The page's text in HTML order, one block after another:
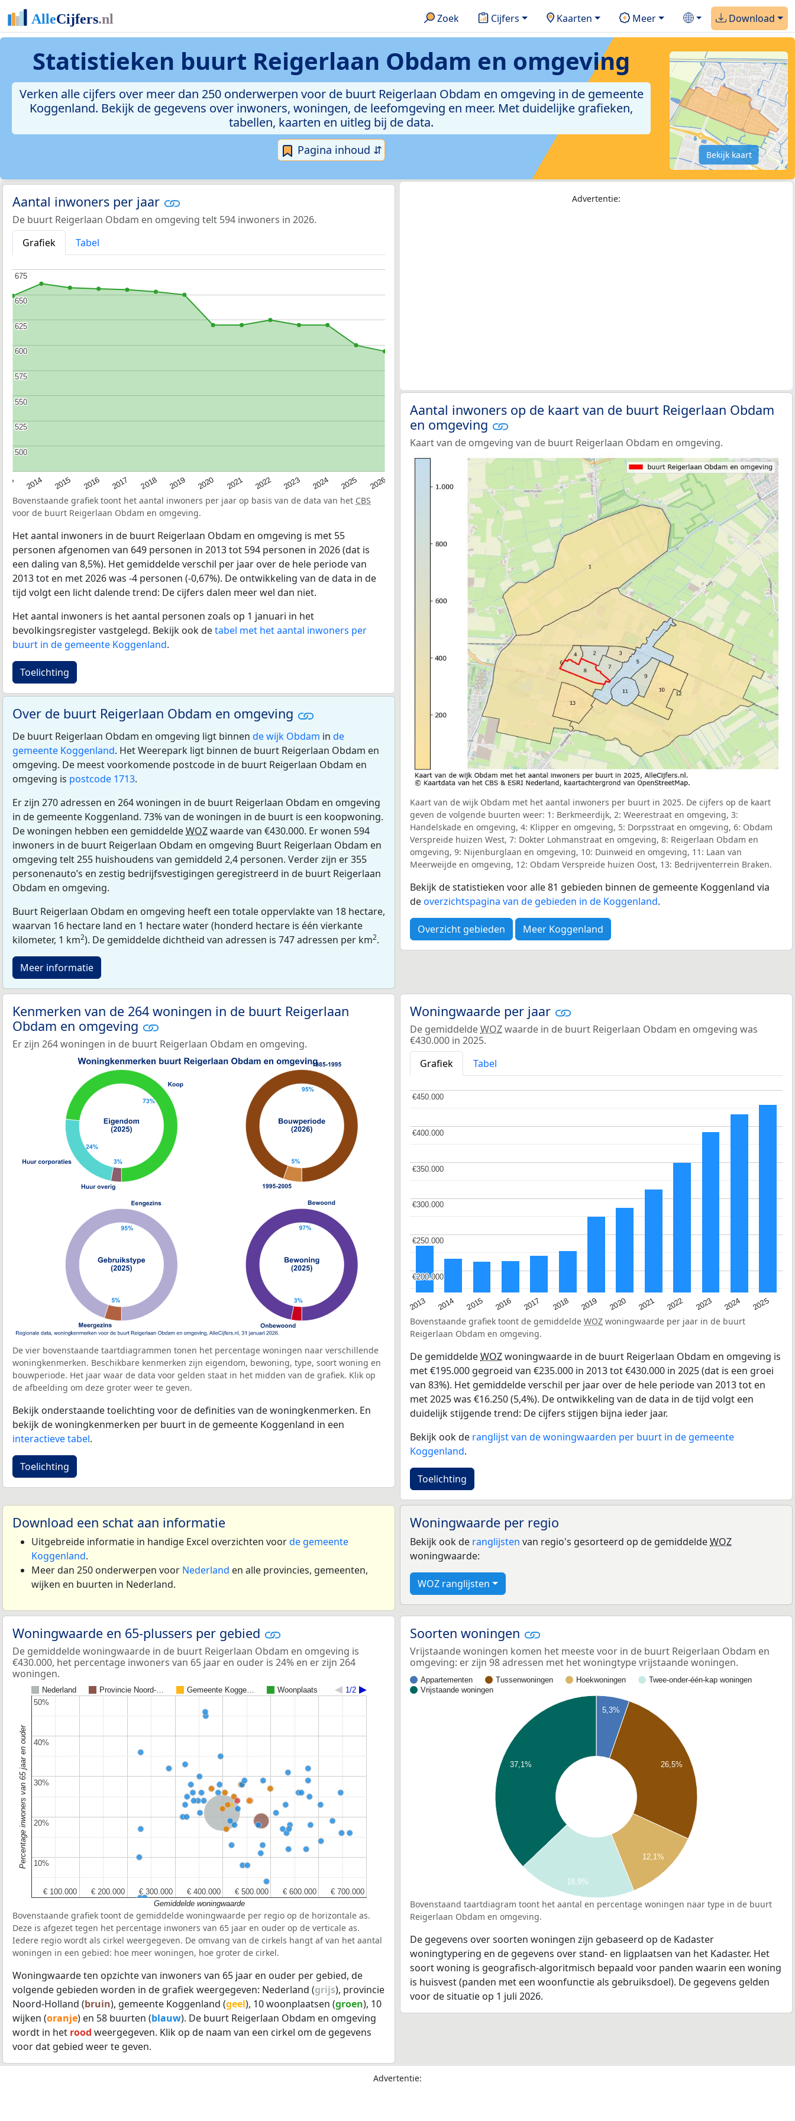
Zoek Cijfers Kaarten Meer Download
Statistieken buurt Reigerlaan Obdam en omgeving
Verken alle cijfers over meer dan 250 onderwerpen voor de buurt Reigerlaan Obdam en omgeving in de gemeente
Koggenland. Bekijk de gegevens over inwoners, woningen, de leefomgeving en meer. Met duidelijke grafieken,
tabellen, kaarten en uitleg bij de data.
Pagina inhoud ⇵ Bekijk kaart
Aantal inwoners per jaar
De buurt Reigerlaan Obdam en omgeving telt 594 inwoners in 2026.
Grafiek
Tabel
2014 2015 2016 2017 2018 2019 2020 2021 2022 2023 2024 2025 2026
500
500
525
525
550
550
575
575
600
600
625
625
650
650
675
675
Bovenstaande grafiek toont het aantal inwoners per jaar op basis van de data van het CBS
voor de buurt Reigerlaan Obdam en omgeving.
Het aantal inwoners in de buurt Reigerlaan Obdam en omgeving is met 55
personen afgenomen van 649 personen in 2013 tot 594 personen in 2026 (dat is
een daling van 8,5%). Het gemiddelde verschil per jaar over de hele periode van
2013 tot en met 2026 was -4 personen (-0,67%). De ontwikkeling van de data in de
tijd volgt een licht dalende trend: De cijfers dalen meer wel dan niet.
Het aantal inwoners is het aantal personen zoals op 1 januari in het
bevolkingsregister vastgelegd. Bekijk ook detabel met het aantal inwoners per
buurt in de gemeente Koggenland.
Toelichting
Over de buurt Reigerlaan Obdam en omgeving
De buurt Reigerlaan Obdam en omgeving ligt binnen de wijk Obdam in de
gemeente Koggenland. Het Weerepark ligt binnen de buurt Reigerlaan Obdam en
omgeving. De meest voorkomende postcode in de buurt Reigerlaan Obdam en
omgeving is postcode 1713.
Er zijn 270 adressen en 264 woningen in de buurt Reigerlaan Obdam en omgeving
in de gemeente Koggenland. 73% van de woningen in de buurt is een koopwoning.
De woningen hebben een gemiddeldeWOZwaarde van €430.000. Er wonen 594
inwoners in de buurt Reigerlaan Obdam en omgeving Buurt Reigerlaan Obdam en
omgeving telt 255 huishoudens van gemiddeld 2,4 personen. Verder zijn er 355
personenauto’s en zestig bedrijfsvestigingen geregistreerd in de buurt Reigerlaan
Obdam en omgeving.
Buurt Reigerlaan Obdam en omgeving heeft een totale oppervlakte van 18 hectare,
waarvan 16 hectare land en 1 hectare water (honderd hectare is één vierkante
kilometer, 1 km2). De gemiddelde dichtheid van adressen is 747 adressen per km2.
Meer informatie
Advertentie:
Aantal inwoners op de kaart van de buurt Reigerlaan Obdam
en omgeving
Kaart van de omgeving van de buurt Reigerlaan Obdam en omgeving.
Kaart van de wijk Obdam met het aantal inwoners per buurt in 2025. De cijfers op de kaart
geven de volgende buurten weer: 1: Berkmeerdijk, 2: Weerestraat en omgeving, 3:
Handelskade en omgeving, 4: Klipper en omgeving, 5: Dorpsstraat en omgeving, 6: Obdam
Verspreide huizen West, 7: Dokter Lohmanstraat en omgeving, 8: Reigerlaan Obdam en
omgeving, 9: Nijenburglaan en omgeving, 10: Duinweid en omgeving, 11: Laan van
Meerweijde en omgeving, 12: Obdam Verspreide huizen Oost, 13: Bedrijventerrein Braken.
Bekijk de statistieken voor alle 81 gebieden binnen de gemeente Koggenland via
deoverzichtspagina van de gebieden in de Koggenland.
Overzicht gebieden Meer Koggenland
Kenmerken van de 264 woningen in de buurt Reigerlaan
Obdam en omgeving
Er zijn 264 woningen in de buurt Reigerlaan Obdam en omgeving.
De vier bovenstaande taartdiagrammen tonen het percentage woningen naar verschillende
woningkenmerken. Beschikbare kenmerken zijn eigendom, bewoning, type, soort woning en
bouwperiode. Het jaar waar de data voor gelden staat in het midden van de grafiek. Klik op
de afbeelding om deze groter weer te geven.
Bekijk onderstaande toelichting voor de definities van de woningkenmerken. En
bekijk de woningkenmerken per buurt in de gemeente Koggenland in een
interactieve tabel.
Toelichting
Woningwaarde per jaar
De gemiddeldeWOZwaarde in de buurt Reigerlaan Obdam en omgeving was
€430.000 in 2025.
Grafiek
Tabel
2013 2014 2015 2016 2017 2018 2019 2020 2021 2022 2023 2024 2025
€200.000
€200.000
€250.000
€250.000
€300.000
€300.000
€350.000
€350.000
€400.000
€400.000
€450.000
€450.000
Bovenstaande grafiek toont de gemiddelde WOZ woningwaarde per jaar in de buurt
Reigerlaan Obdam en omgeving.
De gemiddeldeWOZwoningwaarde in de buurt Reigerlaan Obdam en omgeving is
met €195.000 gegroeid van €235.000 in 2013 tot €430.000 in 2025 (dat is een groei
van 83%). Het gemiddelde verschil per jaar over de hele periode van 2013 tot en
met 2025 was €16.250 (5,4%). De ontwikkeling van de data in de tijd volgt een
duidelijk stijgende trend: De cijfers stijgen bijna ieder jaar.
Bekijk ook de ranglijst van de woningwaarden per buurt in de gemeente
Koggenland.
Toelichting
Download een schat aan informatie
Uitgebreide informatie in handige Excel overzichten voorde gemeente
Koggenland.
Meer dan 250 onderwerpen voor Nederland en alle provincies, gemeenten,
wijken en buurten in Nederland.
Woningwaarde per regio
Bekijk ook de ranglijsten van regio's gesorteerd op de gemiddeldeWOZ
woningwaarde:
WOZ ranglijsten
Woningwaarde en 65-plussers per gebied
De gemiddelde woningwaarde in de buurt Reigerlaan Obdam en omgeving is
€430.000, het percentage inwoners van 65 jaar en ouder is 24% en er zijn 264
woningen.
Nederland Provincie Noord-… Gemeente Kogge… Woonplaats 1/2
Nederland
Provincie Noord-Holland
€ 100.000
€ 100.000 € 200.000
€ 200.000 € 300.000
€ 300.000 € 400.000
€ 400.000 € 500.000
€ 500.000 € 600.000
€ 600.000 € 700.000
€ 700.000
10%
10%
20%
20%
30%
30%
40%
40%
50%
50%
Gemiddelde woningwaarde
Percentage inwoners van 65 jaar en ouder
Bovenstaande grafiek toont de gemiddelde woningwaarde per regio op de horizontale as.
Deze is afgezet tegen het percentage inwoners van 65 jaar en ouder op de verticale as.
Iedere regio wordt als cirkel weergegeven. De omvang van de cirkels hangt af van het aantal
woningen in een gebied: hoe meer woningen, hoe groter de cirkel.
Woningwaarde ten opzichte van inwoners van 65 jaar en ouder per gebied, de
volgende gebieden worden in de grafiek weergegeven: Nederland (grijs), provincie
Noord-Holland (bruin), gemeente Koggenland (geel), 10 woonplaatsen (groen), 10
wijken (oranje) en 58 buurten (blauw). De buurt Reigerlaan Obdam en omgeving
wordt in het rood weergegeven. Klik op de naam van een cirkel om de gegevens
voor dat gebied weer te geven.
Soorten woningen
Vrijstaande woningen komen het meeste voor in de buurt Reigerlaan Obdam en
omgeving: er zijn 98 adressen met het woningtype vrijstaande woningen.
Appartementen Tussenwoningen Hoekwoningen
Twee-onder-één-kap woningen
Vrijstaande woningen
5,3%
26,5%
12,1%
37,1%
18,9%
Bovenstaand taartdiagram toont het aantal en percentage woningen naar type in de buurt
Reigerlaan Obdam en omgeving.
De gegevens over soorten woningen zijn gebaseerd op de Kadaster
woningtypering en de gegevens over stand- en ligplaatsen van het Kadaster. Het
soort woning is geografisch-algoritmisch bepaald voor panden waarin een woning
is huisvest (panden met een woonfunctie als gebruiksdoel). De gegevens gelden
voor de situatie op 1 juli 2026.
Advertentie: